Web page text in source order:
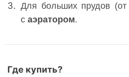
Для больших прудов (от
саэратором.
Где купить?